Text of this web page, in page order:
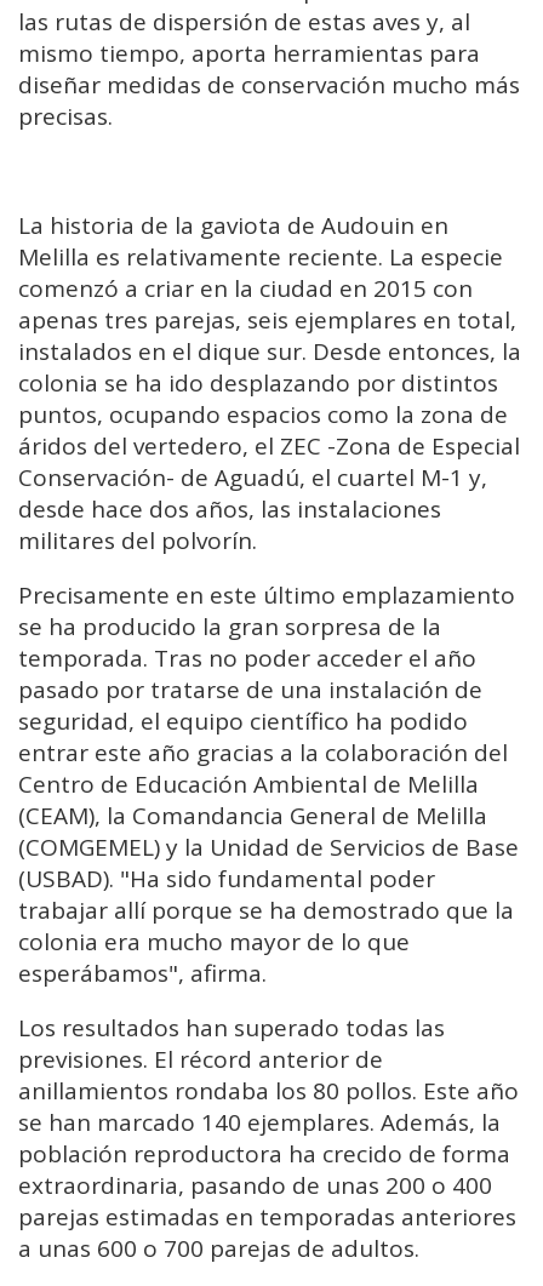
las rutas de dispersión de estas aves y, al
mismo tiempo, aporta herramientas para
diseñar medidas de conservación mucho más
precisas.
La historia de la gaviota de Audouin en
Melilla es relativamente reciente. La especie
comenzó a criar en la ciudad en 2015 con
apenas tres parejas, seis ejemplares en total,
instalados en el dique sur. Desde entonces, la
colonia se ha ido desplazando por distintos
puntos, ocupando espacios como la zona de
áridos del vertedero, el ZEC -Zona de Especial
Conservación- de Aguadú, el cuartel M-1 y,
desde hace dos años, las instalaciones
militares del polvorín.
Precisamente en este último emplazamiento
se ha producido la gran sorpresa de la
temporada. Tras no poder acceder el año
pasado por tratarse de una instalación de
seguridad, el equipo científico ha podido
entrar este año gracias a la colaboración del
Centro de Educación Ambiental de Melilla
(CEAM), la Comandancia General de Melilla
(COMGEMEL) y la Unidad de Servicios de Base
(USBAD). "Ha sido fundamental poder
trabajar allí porque se ha demostrado que la
colonia era mucho mayor de lo que
esperábamos", afirma.
Los resultados han superado todas las
previsiones. El récord anterior de
anillamientos rondaba los 80 pollos. Este año
se han marcado 140 ejemplares. Además, la
población reproductora ha crecido de forma
extraordinaria, pasando de unas 200 o 400
parejas estimadas en temporadas anteriores
a unas 600 o 700 parejas de adultos.